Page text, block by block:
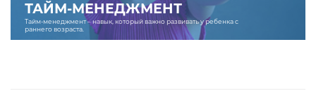
ТАЙМ-МЕНЕДЖМЕНТ
Тайм-менеджмент – навык, который важно развивать у ребенка с
раннего возраста.